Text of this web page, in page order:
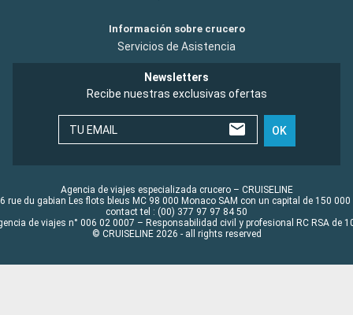
Información sobre crucero
Servicios de Asistencia
Newsletters
Recibe nuestras exclusivas ofertas
TU EMAIL OK
Agencia de viajes especializada crucero – CRUISELINE
rue du gabian Les flots bleus MC 98 000 Monaco SAM con un capital de 150 000
contact tel : (00) 377 97 97 84 50
de viajes n° 006 02 0007 – Responsabilidad civil y profesional RC RSA de
© CRUISELINE 2026 - all rights reserved